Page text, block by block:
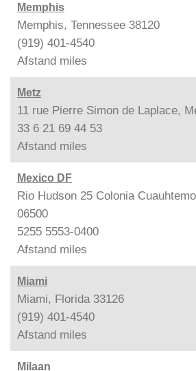
Memphis
Memphis, Tennessee 38120
(919) 401-4540
Afstand miles
Metz
11 rue Pierre Simon de Laplace,
33 6 21 69 44 53
Afstand miles
Mexico DF
Rio Hudson 25 Colonia
06500
5255 5553-0400
Afstand miles
Miami
Miami, Florida 33126
(919) 401-4540
Afstand miles
Milaan